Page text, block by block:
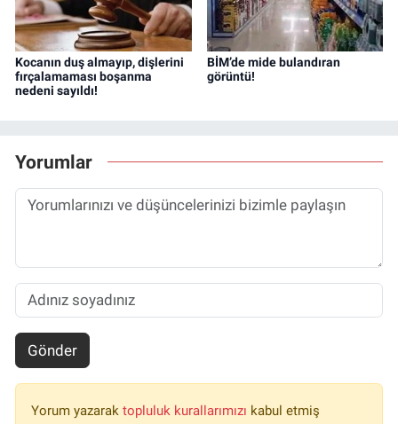
Kocanın duş almayıp, dişlerini
fırçalamaması boşanma
nedeni sayıldı!
BİM’de mide bulandıran
görüntü!
Yorumlar
Gönder
Yorum yazarak topluluk kurallarımızı kabul etmiş